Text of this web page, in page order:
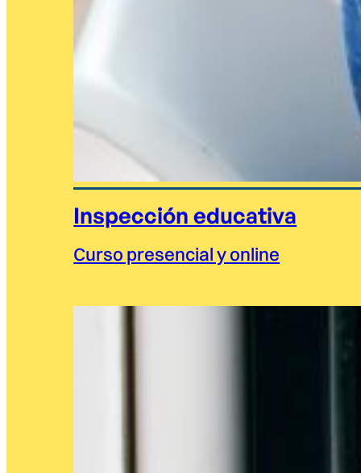
Inspección educativa
Curso presencial y online